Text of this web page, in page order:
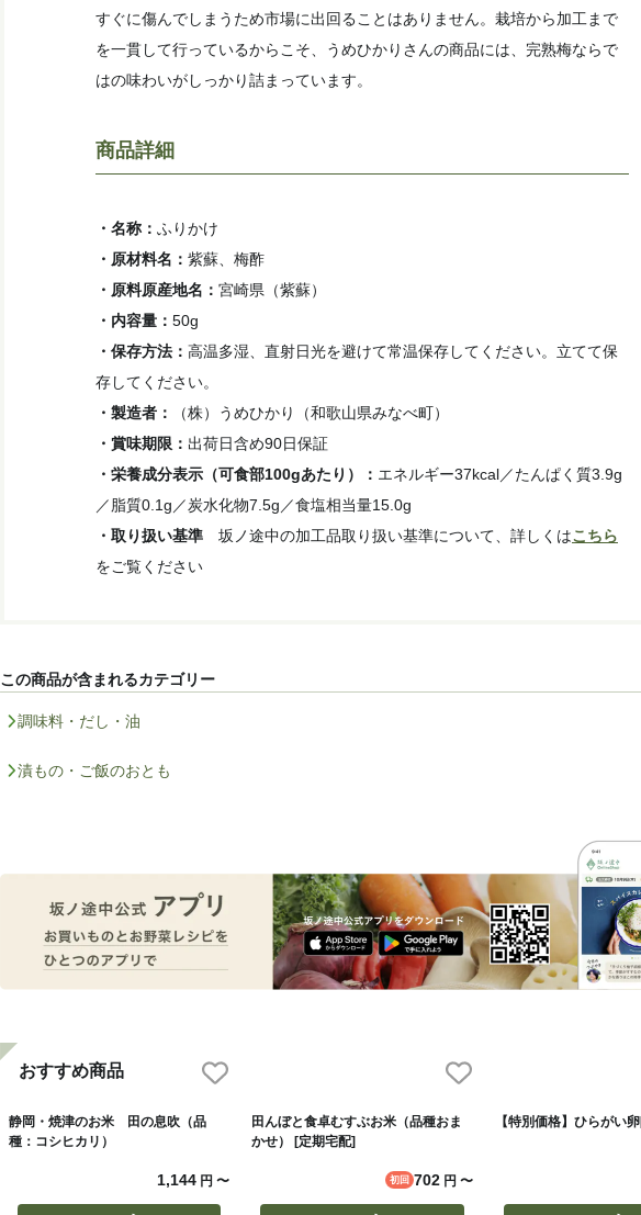
すぐに傷んでしまうため市場に出回ることはありません。栽培から加工まで
を一貫して行っているからこそ、うめひかりさんの商品には、完熟梅ならで
はの味わいがしっかり詰まっています。
商品詳細
・名称： ふりかけ
・原材料名： 紫蘇、梅酢
・原料原産地名： 宮崎県（紫蘇）
・内容量： 50g
・保存方法： 高温多湿、直射日光を避けて常温保存してください。立てて保
存してください。
・製造者 ：
（株）うめひかり（和歌山県みなべ町）
・賞味期限： 出荷日含め90日保証
・栄養成分表示（可食部100gあたり）： エネルギー37kcal／たんぱく質3.9g
／脂質0.1g／炭水化物7.5g／食塩相当量15.0g
・取り扱い基準 坂ノ途中の加工品取り扱い基準について、詳しくはこちら
をご覧ください
この商品が含まれるカテゴリー
調味料・だし・油
漬もの・ご飯のおとも
おすすめ商品
静岡・焼津のお米 田の息吹（品
種：コシヒカリ）
1,144 円〜
田んぼと食卓むすぶお米（品種おま
かせ） [定期宅配]
初回 702円 〜
【特別価格】ひらがい